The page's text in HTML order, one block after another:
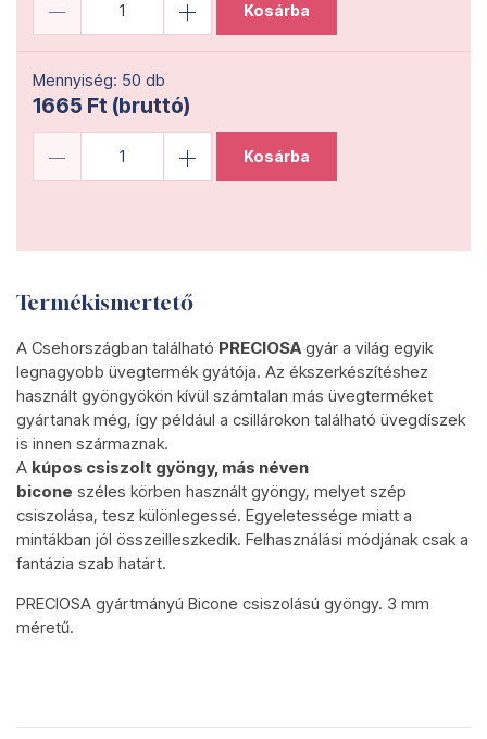
Kosárba
Mennyiség: 50 db
1665 Ft (bruttó)
Kosárba
Termékismertető
A Csehországban található PRECIOSAgyár a világ egyik
legnagyobb üvegtermék gyátója. Az ékszerkészítéshez
használt gyöngyökön kívül számtalan más üvegterméket
gyártanak még, így például a csillárokon található üvegdíszek
is innen származnak.
A kúpos csiszolt gyöngy, más néven
bicone széles körben használt gyöngy, melyet szép
csiszolása, tesz különlegessé. Egyeletessége miatt a
mintákban jól összeilleszkedik. Felhasználási módjának csak a
fantázia szab határt.
PRECIOSA gyártmányú Bicone csiszolású gyöngy. 3 mm
méretű.